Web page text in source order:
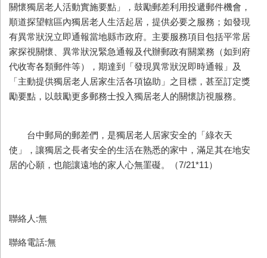
關懷獨居老人活動實施要點」，鼓勵郵差利用投遞郵件機會，
順道探望轄區內獨居老人生活起居，提供必要之服務；如發現
有異常狀況立即通報當地縣市政府。主要服務項目包括平常居
家探視關懷、異常狀況緊急通報及代辦郵政有關業務（如到府
代收寄各類郵件等），期達到「發現異常狀況即時通報」及
「主動提供獨居老人居家生活各項協助」之目標，甚至訂定獎
勵要點，以鼓勵更多郵務士投入獨居老人的關懷訪視服務。
台中郵局的郵差們，是獨居老人居家安全的「綠衣天
使」，讓獨居之長者安全的生活在熟悉的家中，滿足其在地安
居的心願，也能讓遠地的家人心無罣礙。（7/21*11）
聯絡人:無
聯絡電話:無